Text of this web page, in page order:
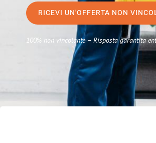
RICEVI UN'OFFERTA NON
100% non vincolante – Risposta garantita